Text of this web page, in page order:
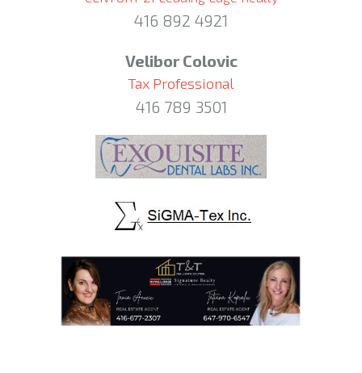
416 892 4921
Velibor Colovic
Tax Professional
416 789 3501